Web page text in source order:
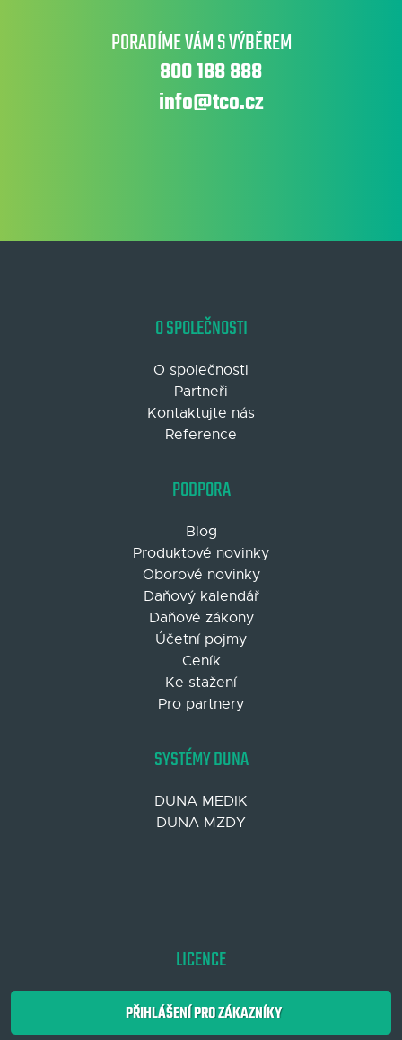
PORADÍME VÁM S VÝBĚREM
800 188 888
info@tco.cz
O SPOLEČNOSTI
O společnosti
Partneři
Kontaktujte nás
Reference
PODPORA
Blog
Produktové novinky
Oborové novinky
Daňový kalendář
Daňové zákony
Účetní pojmy
Ceník
Ke stažení
Pro partnery
SYSTÉMY DUNA
DUNA MEDIK
DUNA MZDY
LICENCE
PŘIHLÁŠENÍ PRO ZÁKAZNÍKY